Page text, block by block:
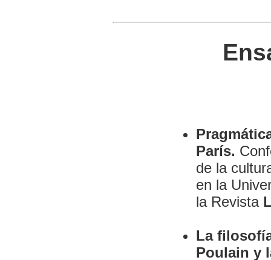
París.
de la
en la
la Revista
La
Poulain y